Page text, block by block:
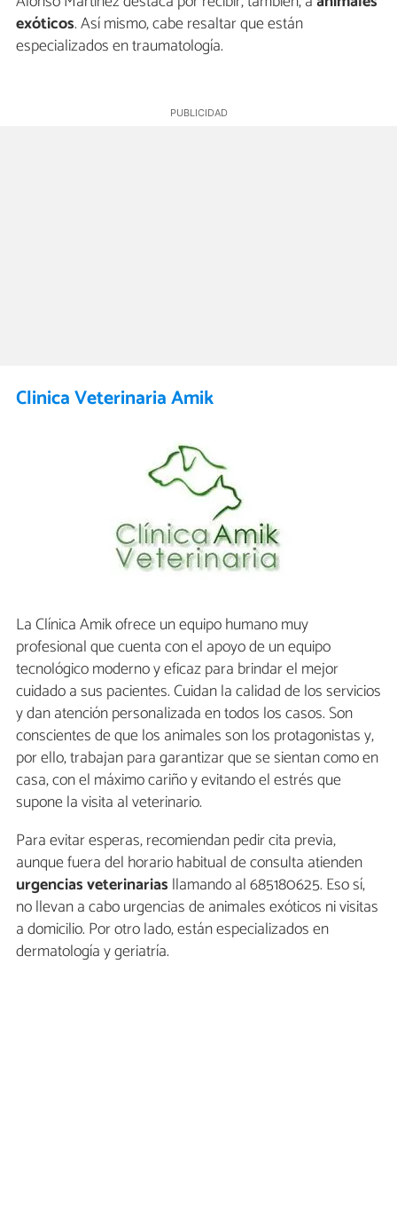
exóticos. Así mismo, cabe resaltar que están
especializados en traumatología.
Clinica Veterinaria Amik
La Clínica Amik ofrece un equipo humano muy
profesional que cuenta con el apoyo de un equipo
tecnológico moderno y eficaz para brindar el mejor
cuidado a sus pacientes. Cuidan la calidad de los servicios
y dan atención personalizada en todos los casos. Son
conscientes de que los animales son los protagonistas y,
por ello, trabajan para garantizar que se sientan como en
casa, con el máximo cariño y evitando el estrés que
supone la visita al veterinario.
Para evitar esperas, recomiendan pedir cita previa,
aunque fuera del horario habitual de consulta atienden
urgencias veterinarias llamando al 685180625. Eso sí,
no llevan a cabo urgencias de animales exóticos ni visitas
a domicilio. Por otro lado, están especializados en
dermatología y geriatría.